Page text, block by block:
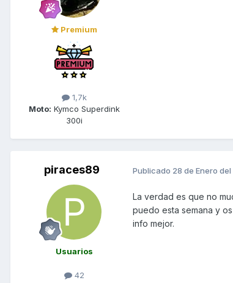
Premium
1,7k
Moto: Kymco Superdink
300i
piraces89
Usuarios
42
Publicado 28 de Enero
La verdad es que no
puedo esta semana y
info mejor.